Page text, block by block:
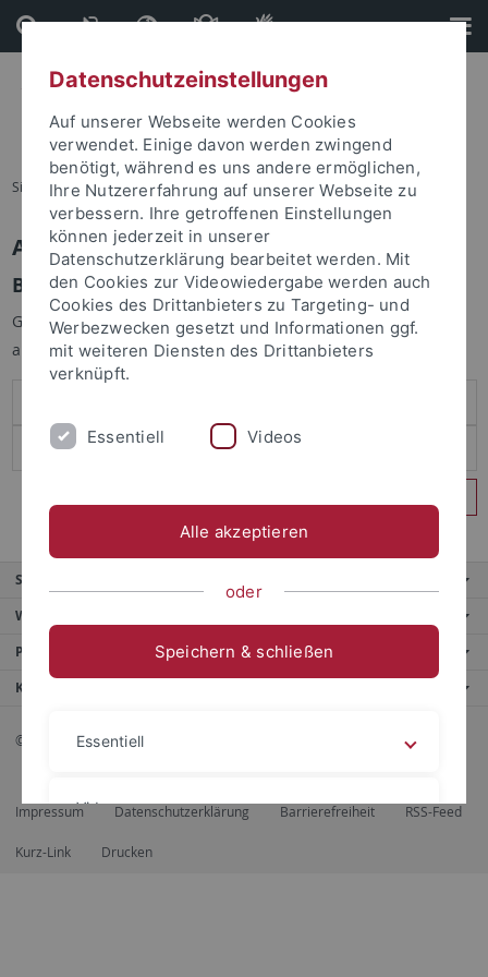
Direkt
zum
Inhalt
Direkt
zur
Fußleiste
Sie sind hier: Startseite
Anmelden
Benutzeranmeldung
Geben Sie Ihren Benutzernamen und Ihr Passwort an um sich
anzumelden:
Service
Weitere Angebote
Portale
Kontaktinfo
© 2026 Eberhard Karls Universität Tübingen, Tübingen
Impressum Datenschutzerklärung Barrierefreiheit RSS-Feed
Kurz-Link Drucken
Datenschutzeinstellungen
Auf unserer Webseite werden Cookies
verwendet. Einige davon werden zwingend
benötigt, während es uns andere ermöglichen,
Ihre Nutzererfahrung auf unserer Webseite zu
verbessern. Ihre getroffenen Einstellungen
können jederzeit in unserer
Datenschutzerklärung bearbeitet werden. Mit
den Cookies zur Videowiedergabe werden auch
Cookies des Drittanbieters zu Targeting- und
Werbezwecken gesetzt und Informationen ggf.
mit weiteren Diensten des Drittanbieters
verknüpft.
Essentiell Videos
Alle akzeptieren
oder
Speichern & schließen
Essentiell
Videos